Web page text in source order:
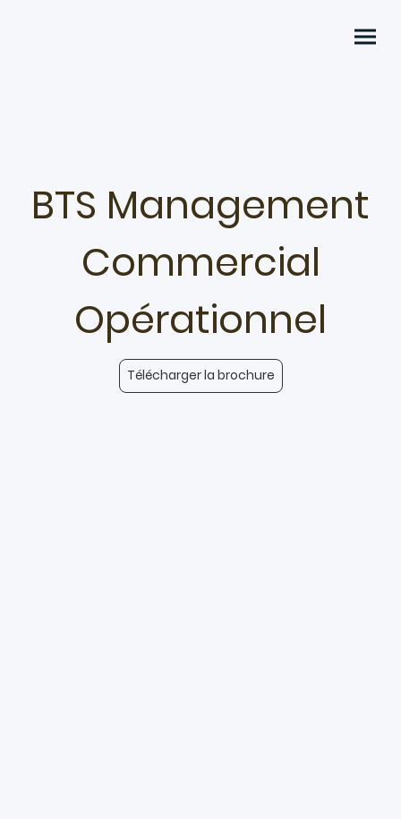
BTS Management
Commercial
Opérationnel
Télécharger la brochure